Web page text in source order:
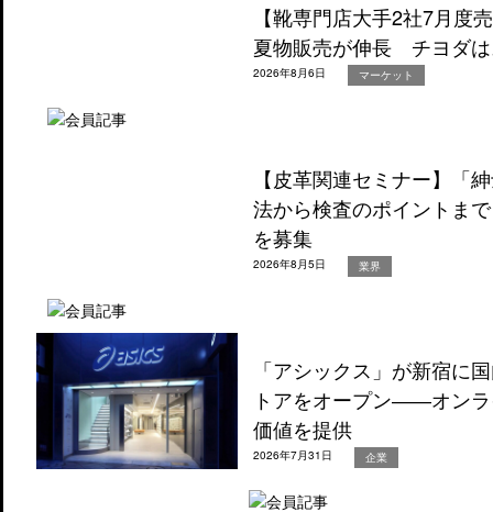
【靴専門店大手2社7月度
夏物販売が伸長 チヨダ
2026年8月6日 マーケット
【皮革関連セミナー】「
法から検査のポイントま
を募集
2026年8月5日 業界
「アシックス」が新宿に
トアをオープン――オン
価値を提供
2026年7月31日 企業